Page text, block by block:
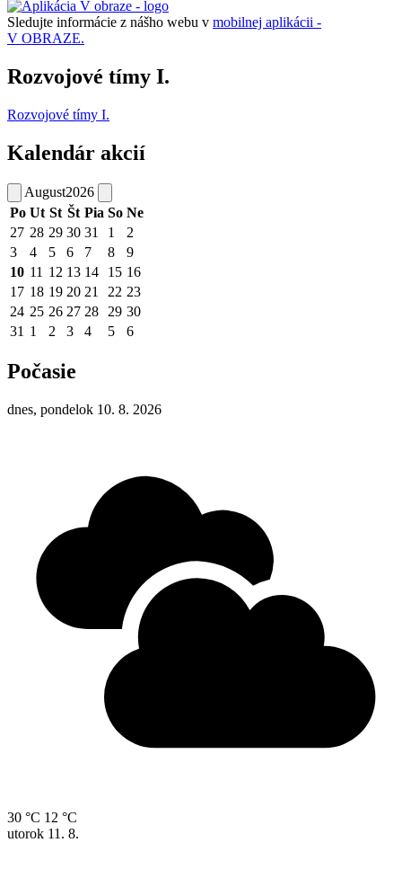
Sledujte informácie z nášho webu v mobilnej aplikácii -
V OBRAZE.
Rozvojové tímy I.
Rozvojové tímy I.
Kalendár akcií
August2026
Po Ut St Št Pia So Ne
27 28 29 30 31 1
2
3
4 5 6 7 8
9
10 11 12 13 14 15 16
17 18 19 20 21 22 23
24 25 26 27 28 29 30
31 1 2 3 4 5 6
Počasie
dnes, pondelok 10. 8. 2026
30 °C 12 °C
utorok 11. 8.